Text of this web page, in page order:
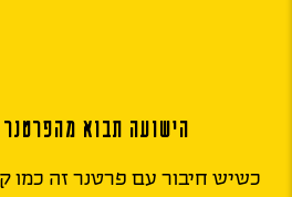
הישועה תבוא מהפרטנר
כשיש חיבור עם פרטנר זה כמו